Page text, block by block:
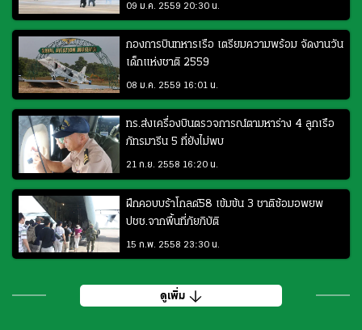
09 ม.ค. 2559 20:30 น.
กองการบินทหารเรือ เตรียมความพร้อม จัดงานวัน
เด็กแห่งชาติ 2559
08 ม.ค. 2559 16:01 น.
ทร.ส่งเครื่องบินตรวจการณ์ตามหาร่าง 4 ลูกเรือ
ภัทรมารีน 5 ที่ยังไม่พบ
21 ก.ย. 2558 16:20 น.
ฝึกคอบบร้าโกลด์58 เข้มข้น 3 ชาติซ้อมอพยพ
ปชช.จากพื้นที่ภัยภิบัติ
15 ก.พ. 2558 23:30 น.
ดูเพิ่ม